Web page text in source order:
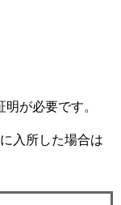
が必要です。
入所した場合は